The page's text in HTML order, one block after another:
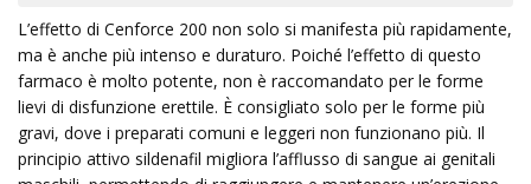
L’effetto di Cenforce 200 non solo si manifesta più rapidamente,
ma è anche più intenso e duraturo. Poiché l’effetto di questo
farmaco è molto potente, non è raccomandato per le forme
lievi di disfunzione erettile. È consigliato solo per le forme più
gravi, dove i preparati comuni e leggeri non funzionano più. Il
principio attivo sildenafil migliora l’afflusso di sangue ai genitali